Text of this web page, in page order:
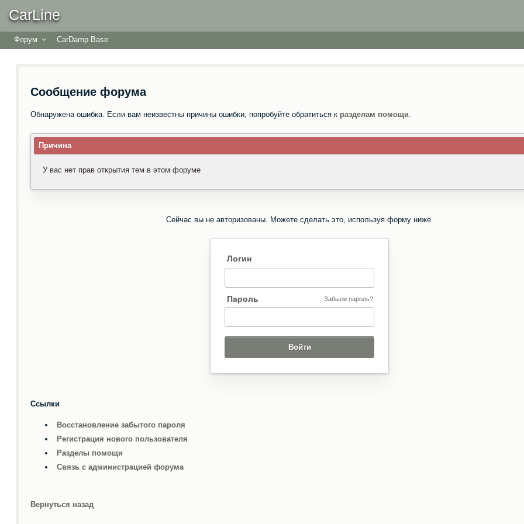
CarLine
Форум CarDamp Base
Сообщение форума
Обнаружена ошибка. Если вам неизвестны причины ошибки, попробуйте обратиться к разделам помощи.
Причина
У вас нет прав открытия тем в этом форуме
Сейчас вы не авторизованы. Можете сделать это, используя форму ниже.
Логин
Пароль Забыли пароль?
Ссылки
Восстановление забытого пароля
Регистрация нового пользователя
Разделы помощи
Связь с администрацией форума
Вернуться назад